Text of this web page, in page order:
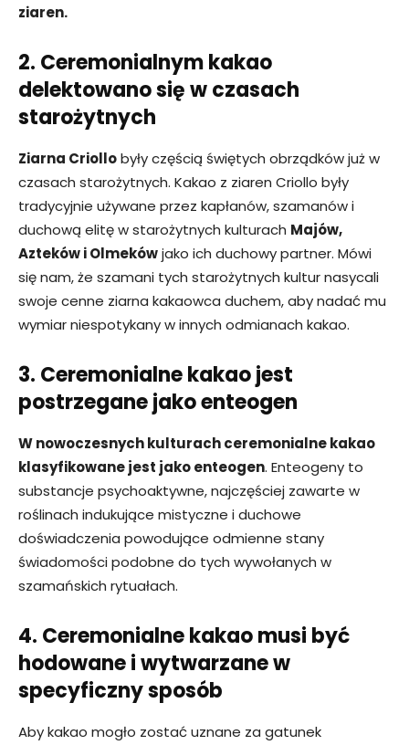
ziaren.
2. Ceremonialnym kakao
delektowano się w czasach
starożytnych
Ziarna Criollobyły częścią świętych obrządków już w
czasach starożytnych. Kakao z ziaren Criollo były
tradycyjnie używane przez kapłanów, szamanów i
duchową elitę w starożytnych kulturach Majów,
Azteków i Olmekówjako ich duchowy partner. Mówi
się nam, że szamani tych starożytnych kultur nasycali
swoje cenne ziarna kakaowca duchem, aby nadać mu
wymiar niespotykany w innych odmianach kakao.
3. Ceremonialne kakao jest
postrzegane jako enteogen
W nowoczesnych kulturach ceremonialne kakao
klasyfikowane jest jako enteogen. Enteogeny to
substancje psychoaktywne, najczęściej zawarte w
roślinach indukujące mistyczne i duchowe
doświadczenia powodujące odmienne stany
świadomości podobne do tych wywołanych w
szamańskich rytuałach.
4. Ceremonialne kakao musi być
hodowane i wytwarzane w
specyficzny sposób
Aby kakao mogło zostać uznane za gatunek